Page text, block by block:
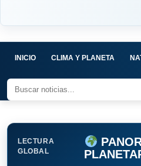
INICIO CLIMA Y PLANETA
LECTURA
GLOBAL